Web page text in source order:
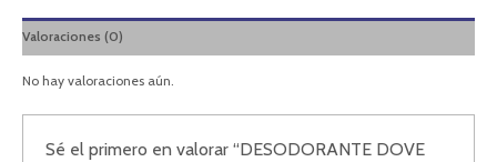
Valoraciones (0)
No hay valoraciones aún.
Sé el primero en valorar “DESODORANTE DOVE